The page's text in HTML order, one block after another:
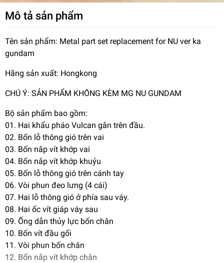
Mô tả sản phẩm
Tên sản phẩm: Metal part set replacement for NU ver ka
gundam
Hãng sản xuất: Hongkong
CHÚ Ý: SẢN PHẨM KHÔNG KÈM MG NU GUNDAM
Bộ sản phẩm bao gồm:
01. Hai khẩu pháo Vulcan gắn trên đầu.
02. Bốn lỗ thông gió trên vai
03. Bốn nắp vít khớp vai
04. Bốn nắp vít khớp khuỷu
05. Bốn lỗ thông gió trên cánh tay
06. Vòi phun đeo lưng (4 cái)
07. Hai lỗ thông gió ở phía sau váy.
08. Hai ốc vít giáp váy sau
09. Ống dẫn thủy lực bốn chân
10. Bốn vít đầu gối
11. Vòi phun bốn chân
12. Bốn nắp vít khớp chân